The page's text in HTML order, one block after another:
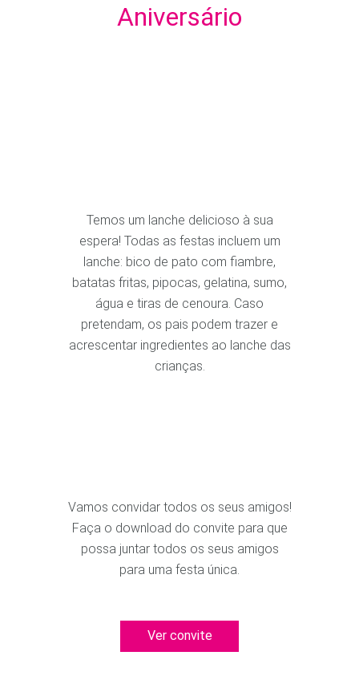
Aniversário
Temos um lanche delicioso à sua
espera! Todas as festas incluem um
lanche: bico de pato com fiambre,
batatas fritas, pipocas, gelatina, sumo,
água e tiras de cenoura. Caso
pretendam, os pais podem trazer e
acrescentar ingredientes ao lanche das
crianças.
Vamos convidar todos os seus amigos!
Faça o download do convite para que
possa juntar todos os seus amigos
para uma festa única.
Ver convite